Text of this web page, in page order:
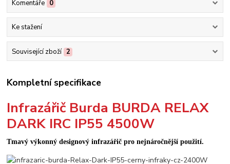
Komentáře 0
Ke stažení
Související zboží 2
Kompletní specifikace
Infrazářič Burda BURDA RELAX
DARK IRC IP55 4500W
Tmavý výkonný designový infrazářič pro nejnáročnější použití.